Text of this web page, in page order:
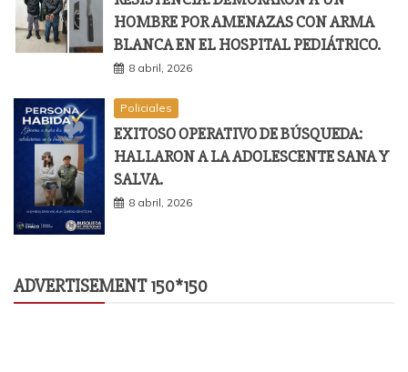
HOMBRE POR AMENAZAS CON ARMA
BLANCA EN EL HOSPITAL PEDIÁTRICO.
8 abril, 2026
Policiales
EXITOSO OPERATIVO DE BÚSQUEDA:
HALLARON A LA ADOLESCENTE SANA Y
SALVA.
8 abril, 2026
ADVERTISEMENT 150*150